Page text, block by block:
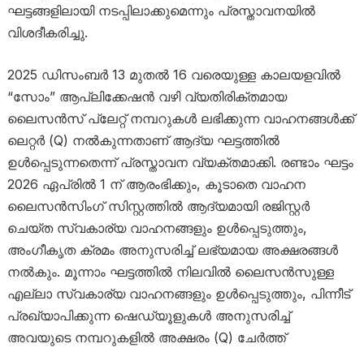
ഘട്ടങ്ങളിലായി നടപ്പിലാക്കുമെന്നും പ്രസ്താവനയിൽ
വിശദീകരിച്ചു.
2025 ഡിസംബർ 13 മുതൽ 16 വരെയുള്ള കാലയളവിൽ
“സോം” ആപ്ലിക്കേഷൻ വഴി വ്യതിരിക്തമായ
ലൈസൻസ് പ്ലേറ്റ് നമ്പറുകൾ ലഭിക്കുന്ന വാഹനങ്ങൾക്ക്
ലെറ്റർ (Q) നൽകുന്നതാണ് ആദ്യ ഘട്ടത്തിൽ
ഉൾപ്പെടുന്നതെന്ന് പ്രസ്താവന വ്യക്തമാക്കി. രണ്ടാം ഘട്ടം
2026 ഏപ്രിൽ 1 ന് ആരംഭിക്കും, കൂടാതെ വാഹന
ലൈസൻസിംഗ് സിസ്റ്റത്തിൽ ആദ്യമായി രജിസ്റ്റർ
ചെയ്ത സ്വകാര്യ വാഹനങ്ങളും ഉൾപ്പെടുത്തും,
അംഗീകൃത ക്രമം അനുസരിച്ച് ലഭ്യമായ അക്ഷരങ്ങൾ
നൽകും. മൂന്നാം ഘട്ടത്തിൽ നിലവിൽ ലൈസൻസുള്ള
എല്ലാ സ്വകാര്യ വാഹനങ്ങളും ഉൾപ്പെടുത്തും, പിന്നീട്
പ്രഖ്യാപിക്കുന്ന ഷെഡ്യൂളുകൾ അനുസരിച്ച്
അവയുടെ നമ്പറുകളിൽ അക്ഷരം (Q) ചേർത്ത്